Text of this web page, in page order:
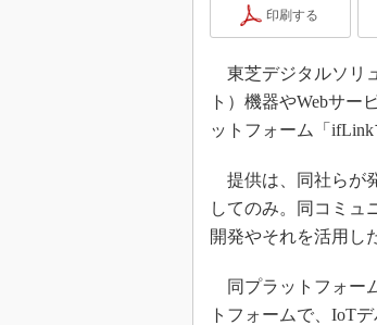
印刷する
東芝デジタルソリ
ト）機器やWebサ
ットフォーム「
提供は、同社らが
してのみ。同コミュ
開発やそれを活用し
同プラットフォー
トフォームで、IoT